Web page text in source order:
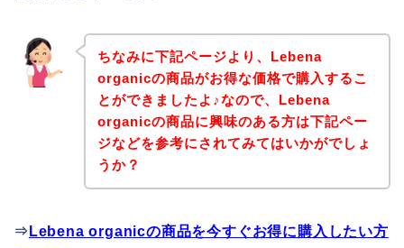
ちなみに下記ページより、Lebena
organicの商品がお得な価格で購入するこ
とができましたよ♪なので、Lebena
organicの商品に興味のある方は下記ペー
ジなどを参考にされてみてはいかがでしょ
うか？
⇒ Lebena organicの商品を今すぐお得に購入したい方